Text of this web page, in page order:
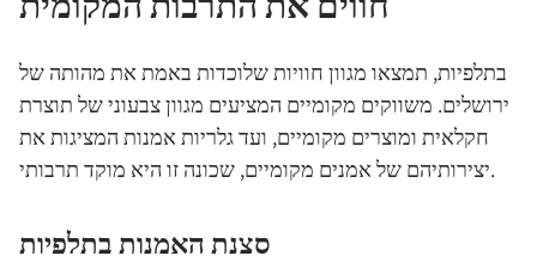
בתלפיות, תמצאו מגוון חוויות שלוכדות באמת את מהותה של
ירושלים. משווקים מקומיים המציעים מגוון צבעוני של תוצרת
חקלאית ומוצרים מקומיים, ועד גלריות אמנות המציגות את
יצירותיהם של אמנים מקומיים, שכונה זו היא מוקד תרבותי.
סצנת האמנות בתלפיות